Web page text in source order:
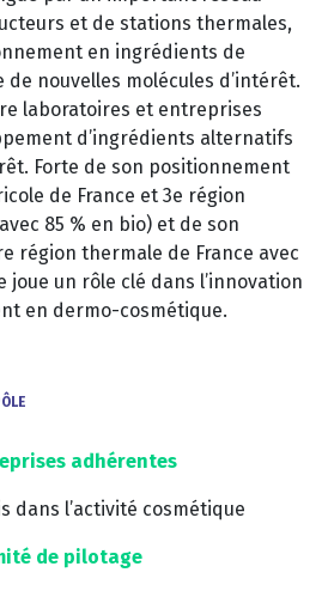
et de stations thermales,
en ingrédients de
nouvelles molécules d’intérêt.
laboratoires et entreprises
d’ingrédients alternatifs
Forte de son positionnement
de France et 3e région
85 % en bio) et de son
région thermale de France avec
joue un rôle clé dans l’innovation
en dermo-cosmétique.
adhérentes
l’activité cosmétique
de pilotage